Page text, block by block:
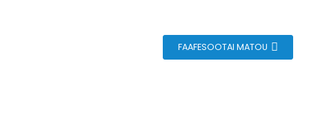
FAAFESOOTAI MATOU